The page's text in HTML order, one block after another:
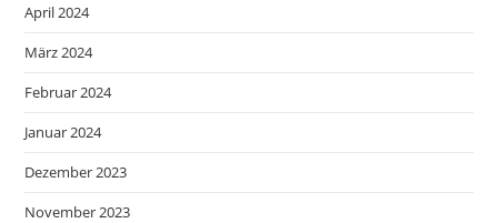
April 2024
März 2024
Februar 2024
Januar 2024
Dezember 2023
November 2023